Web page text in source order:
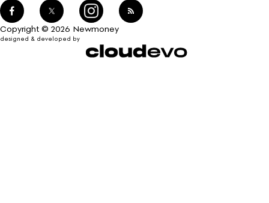
Copyright © 2026 Newmoney
designed & developed by